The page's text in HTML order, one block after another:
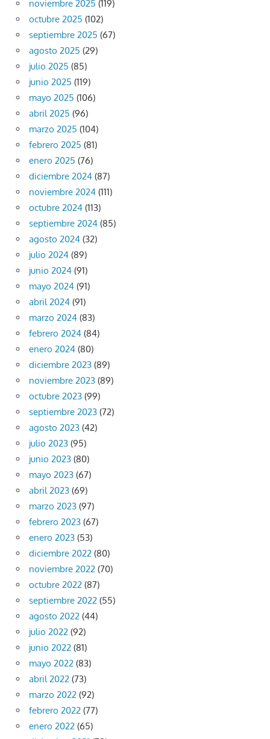
noviembre 2025 (119)
octubre 2025 (102)
septiembre 2025 (67)
agosto 2025 (29)
julio 2025 (85)
junio 2025 (119)
mayo 2025 (106)
abril 2025 (96)
marzo 2025 (104)
febrero 2025 (81)
enero 2025 (76)
diciembre 2024 (87)
noviembre 2024 (111)
octubre 2024 (113)
septiembre 2024 (85)
agosto 2024 (32)
julio 2024 (89)
junio 2024 (91)
mayo 2024 (91)
abril 2024 (91)
marzo 2024 (83)
febrero 2024 (84)
enero 2024 (80)
diciembre 2023 (89)
noviembre 2023 (89)
octubre 2023 (99)
septiembre 2023 (72)
agosto 2023 (42)
julio 2023 (95)
junio 2023 (80)
mayo 2023 (67)
abril 2023 (69)
marzo 2023 (97)
febrero 2023 (67)
enero 2023 (53)
diciembre 2022 (80)
noviembre 2022 (70)
octubre 2022 (87)
septiembre 2022 (55)
agosto 2022 (44)
julio 2022 (92)
junio 2022 (81)
mayo 2022 (83)
abril 2022 (73)
marzo 2022 (92)
febrero 2022 (77)
enero 2022 (65)